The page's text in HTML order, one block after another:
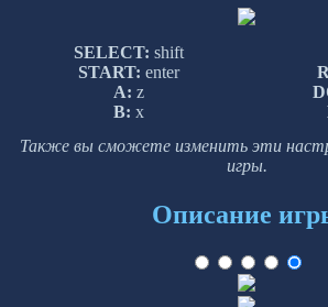
SELECT: shift
START: enter
A: z
B: x
Также вы сможете изменить эти
игры.
Описание